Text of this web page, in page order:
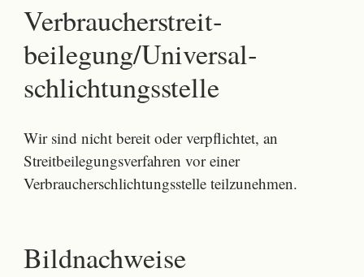
Verbraucher­streit­
beilegung/Universal­
schlichtungs­stelle
Wir sind nicht bereit oder verpflichtet, an
Streitbeilegungsverfahren vor einer
Verbraucherschlichtungsstelle teilzunehmen.
Bildnachweise